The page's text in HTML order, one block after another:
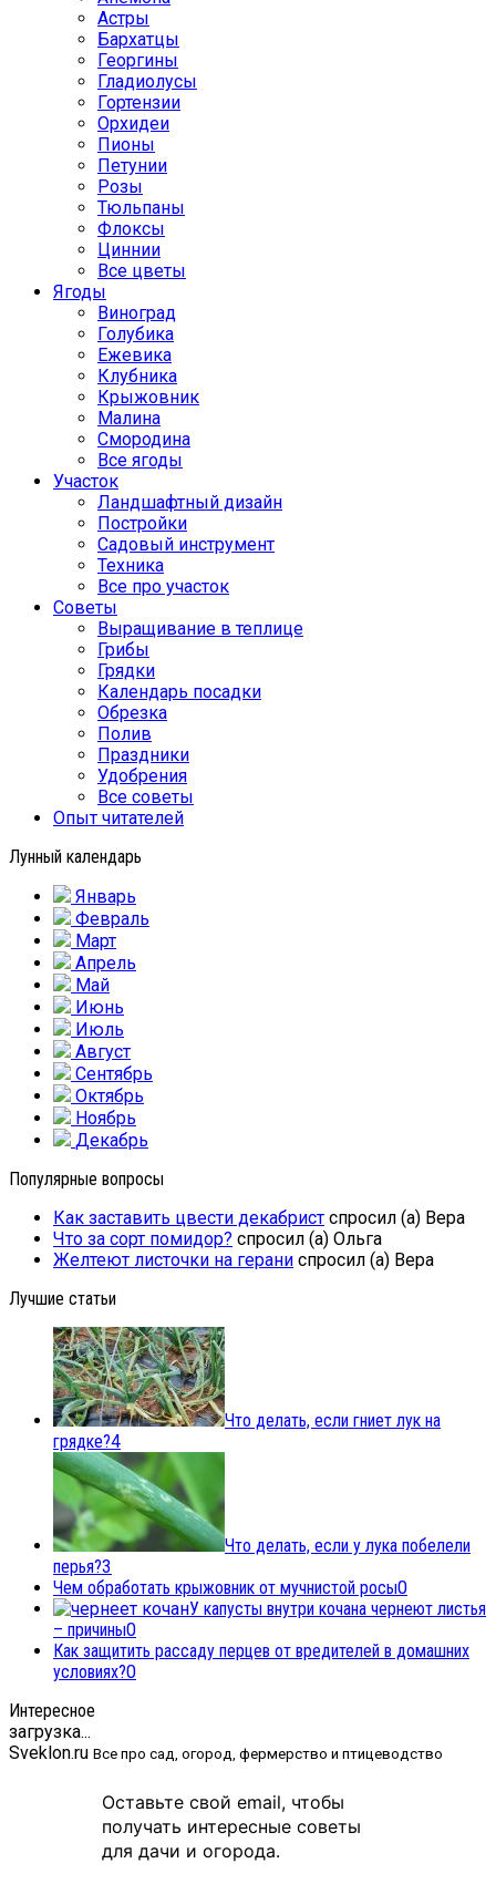
Астры
Бархатцы
Георгины
Гладиолусы
Гортензии
Орхидеи
Пионы
Петунии
Розы
Тюльпаны
Флоксы
Циннии
Все цветы
Ягоды
Виноград
Голубика
Ежевика
Клубника
Крыжовник
Малина
Смородина
Все ягоды
Участок
Ландшафтный дизайн
Постройки
Садовый инструмент
Техника
Все про участок
Советы
Выращивание в теплице
Грибы
Грядки
Календарь посадки
Обрезка
Полив
Праздники
Удобрения
Все советы
Опыт читателей
Лунный календарь
Январь
Февраль
Март
Апрель
Май
Июнь
Июль
Август
Сентябрь
Октябрь
Ноябрь
Декабрь
Популярные вопросы
Как заставить цвести декабрист спросил (а) Вера
Что за сорт помидор? спросил (а) Ольга
Желтеют листочки на герани спросил (а) Вера
Лучшие статьи
Что делать, если гниет лук на
грядке?4
Что делать, если у лука побелели
перья?3
Чем обработать крыжовник от мучнистой росы0
У капусты внутри кочана чернеют листья
– причины0
Как защитить рассаду перцев от вредителей в домашних
условиях?0
Интересное
загрузка...
Sveklon.ru Все про сад, огород, фермерство и птицеводство
Оставьте свой email, чтобы
получать интересные советы
для дачи и огорода.